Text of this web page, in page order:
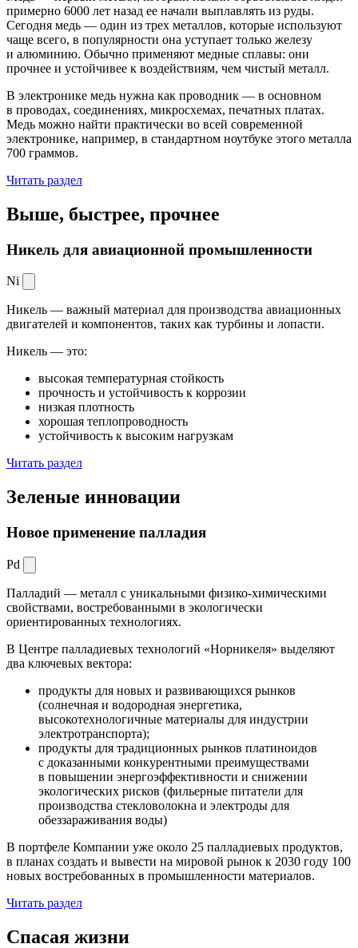
примерно 6000 лет назад ее начали выплавлять из руды.
Сегодня медь — один из трех металлов, которые используют
чаще всего, в популярности она уступает только железу
и алюминию. Обычно применяют медные сплавы: они
прочнее и устойчивее к воздействиям, чем чистый металл.
В электронике медь нужна как проводник — в основном
в проводах, соединениях, микросхемах, печатных платах.
Медь можно найти практически во всей современной
электронике, например, в стандартном ноутбуке этого металла
700 граммов.
Читать раздел
Выше, быстрее, прочнее
Никель для авиационной промышленности
Ni
Никель — важный материал для производства авиационных
двигателей и компонентов, таких как турбины и лопасти.
Никель — это:
высокая температурная стойкость
прочность и устойчивость к коррозии
низкая плотность
хорошая теплопроводность
устойчивость к высоким нагрузкам
Читать раздел
Зеленые инновации
Новое применение палладия
Pd
Палладий — металл с уникальными физико-химическими
свойствами, востребованными в экологически
ориентированных технологиях.
В Центре палладиевых технологий «Норникеля» выделяют
два ключевых вектора:
продукты для новых и развивающихся рынков
(солнечная и водородная энергетика,
высокотехнологичные материалы для индустрии
электротранспорта);
продукты для традиционных рынков платиноидов
с доказанными конкурентными преимуществами
в повышении энергоэффективности и снижении
экологических рисков (фильерные питатели для
производства стекловолокна и электроды для
обеззараживания воды)
В портфеле Компании уже около 25 палладиевых продуктов,
в планах создать и вывести на мировой рынок к 2030 году 100
новых востребованных в промышленности материалов.
Читать раздел
Спасая жизни